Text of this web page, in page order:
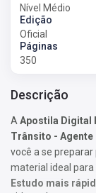
Nível Médio
Edição
Oficial
Páginas
350
Descrição
A Apostila Digital
Trânsito -
você a se
material ideal para
Estudo mais